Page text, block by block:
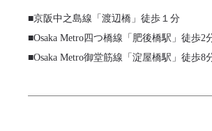
■京阪中之島線「渡辺橋」徒歩１分
■Osaka Metro四つ橋線「肥後橋駅」徒歩2
■Osaka Metro御堂筋線「淀屋橋駅」徒歩8